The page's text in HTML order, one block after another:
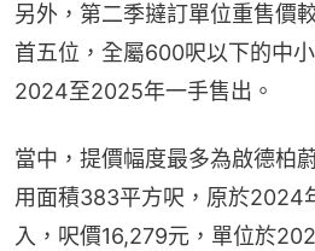
另外，第二季撻訂單位重售價
首五位，全屬600呎以下的中
2024至2025年一手售出。
當中，提價幅度最多為啟德柏
用面積383平方呎，原於2024
入，呎價16,279元，單位於